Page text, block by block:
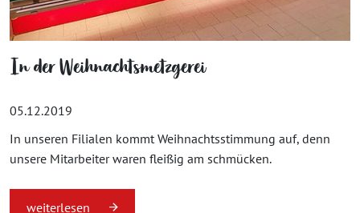
In der Weihnachtsmetzgerei
05.12.2019
In unseren Filialen kommt Weihnachtsstimmung auf, denn
unsere Mitarbeiter waren fleißig am schmücken.
weiterlesen